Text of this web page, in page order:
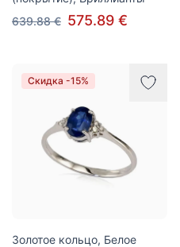
639.88 € 575.89 €
Скидка -15%
Золотое кольцо, Белое